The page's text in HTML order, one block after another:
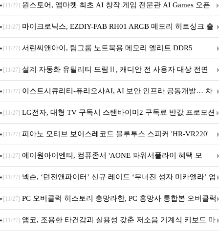
문 추가
[11/27] 원스토어, 앱마켓 최초 AI 창작 게임 전문관 AI Games 오픈
[11/27] 마이크로닉스, EZDIY-FAB RH01 ARGB 메모리 히트싱크 출
시
[11/27] 서린씨앤아이, 팀그룹 노트북용 메모리 엘리트 DDR5
5600MHz 16GB 출시
[11/27] 설계 자동화 유틸리티 드림Ⅱ, 캐디안 전 사용자 대상 전면
무상 배포
[11/27] 이스트시큐리티-퓨리오사AI, AI 보안 인프라 공동개발… 차
세대 AI 보안 플랫폼 구축
[11/27] LG전자, 대형 TV 구독시 스탠바이미2 구독료 반값 프로모션
[11/27] 피아노 모티브 보이스레코드 블루투스 스피커 'HR-VR220'
출시
[11/27] 에이원아이엔티, 컴퓨존서 'AONE 파워서플라이 혜택 모
음.ZIP' 이벤트 진행
[11/27] 넥슨, ‘던전앤파이터’ 신규 레이드 ‘무너진 성자 미카엘라’ 업
데이트!
[11/27] PC 오버클럭 히스토리 총망라한, PC 흥망사 통합본 오버클럭
특집(1-4편)
[11/27] 앱코, 조용한 타건감과 실용성 갖춘 저소음 기계식 키보드 마